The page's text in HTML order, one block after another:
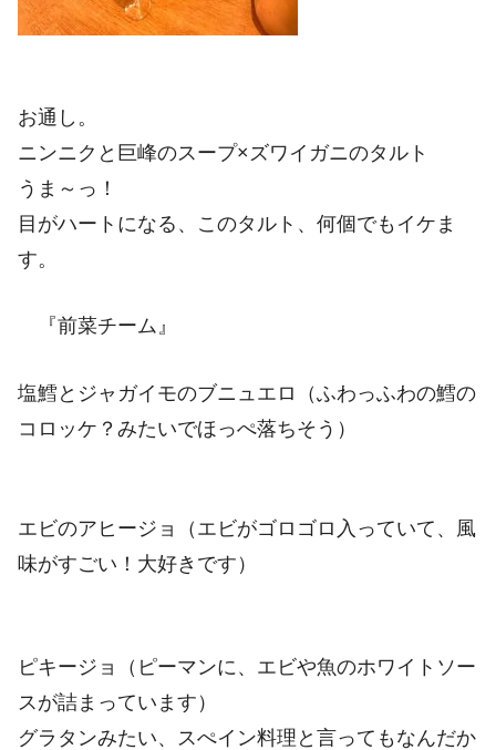
お通し。
ニンニクと巨峰のスープ×ズワイガニのタルト
うま～っ！
目がハートになる、このタルト、何個でもイケま
す。
『前菜チーム』
塩鱈とジャガイモのブニュエロ（ふわっふわの鱈の
コロッケ？みたいでほっぺ落ちそう）
エビのアヒージョ（エビがゴロゴロ入っていて、風
味がすごい！大好きです）
ピキージョ（ピーマンに、エビや魚のホワイトソー
スが詰まっています）
グラタンみたい、スぺイン料理と言ってもなんだか